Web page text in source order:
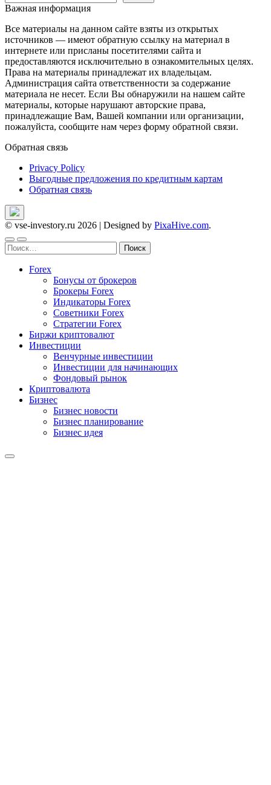
Важная информация
Все материалы на данном сайте взяты из открытых
источников — имеют обратную ссылку на материал в
интернете или присланы посетителями сайта и
предоставляются исключительно в ознакомительных целях.
Права на материалы принадлежат их владельцам.
Администрация сайта ответственности за содержание
материала не несет. Если Вы обнаружили на нашем сайте
материалы, которые нарушают авторские права,
принадлежащие Вам, Вашей компании или организации,
пожалуйста, сообщите нам через форму обратной связи.
Обратная связь
Privacy Policy
Выгодные предложения по кредитным картам
Обратная связь
© vse-investory.ru 2026 | Designed by PixaHive.com.
Найти:
Forex
Бонусы от брокеров
Брокеры Forex
Индикаторы Forex
Советники Forex
Стратегии Forex
Биржи криптовалют
Инвестиции
Венчурные инвестиции
Инвестиции для начинающих
Фондовый рынок
Криптовалюта
Бизнес
Бизнес новости
Бизнес планирование
Бизнес идея